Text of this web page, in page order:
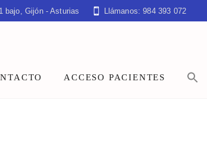
bajo, Gijón - Asturias Llámanos: 984 393 072
ACCESO PACIENTES